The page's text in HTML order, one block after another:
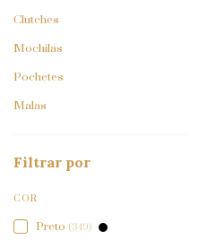
Clutches
Mochilas
Pochetes
Malas
Filtrar por
COR
Preto (349)